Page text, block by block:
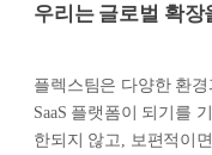
우리는 글로벌 확
플렉스팀은 다양한 환
SaaS 플랫폼이 되기를
한되지 않고, 보편적이